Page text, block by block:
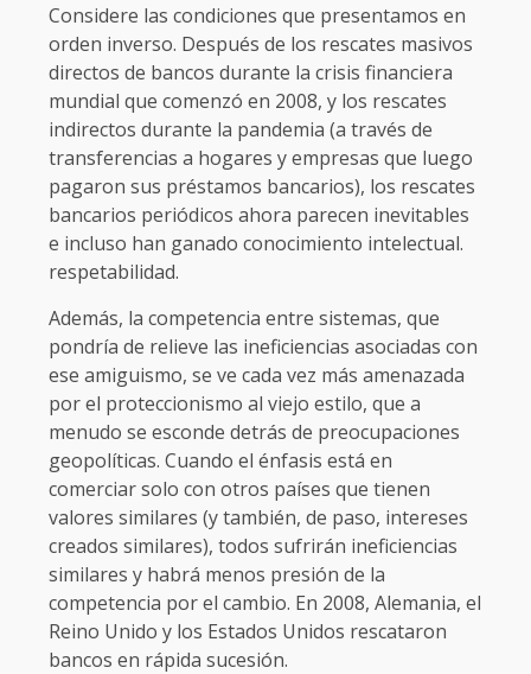
Considere las condiciones que presentamos en
orden inverso. Después de los rescates masivos
directos de bancos durante la crisis financiera
mundial que comenzó en 2008, y los rescates
indirectos durante la pandemia (a través de
transferencias a hogares y empresas que luego
pagaron sus préstamos bancarios), los rescates
bancarios periódicos ahora parecen inevitables
e incluso han ganado conocimiento intelectual.
respetabilidad.
Además, la competencia entre sistemas, que
pondría de relieve las ineficiencias asociadas con
ese amiguismo, se ve cada vez más amenazada
por el proteccionismo al viejo estilo, que a
menudo se esconde detrás de preocupaciones
geopolíticas. Cuando el énfasis está en
comerciar solo con otros países que tienen
valores similares (y también, de paso, intereses
creados similares), todos sufrirán ineficiencias
similares y habrá menos presión de la
competencia por el cambio. En 2008, Alemania, el
Reino Unido y los Estados Unidos rescataron
bancos en rápida sucesión.